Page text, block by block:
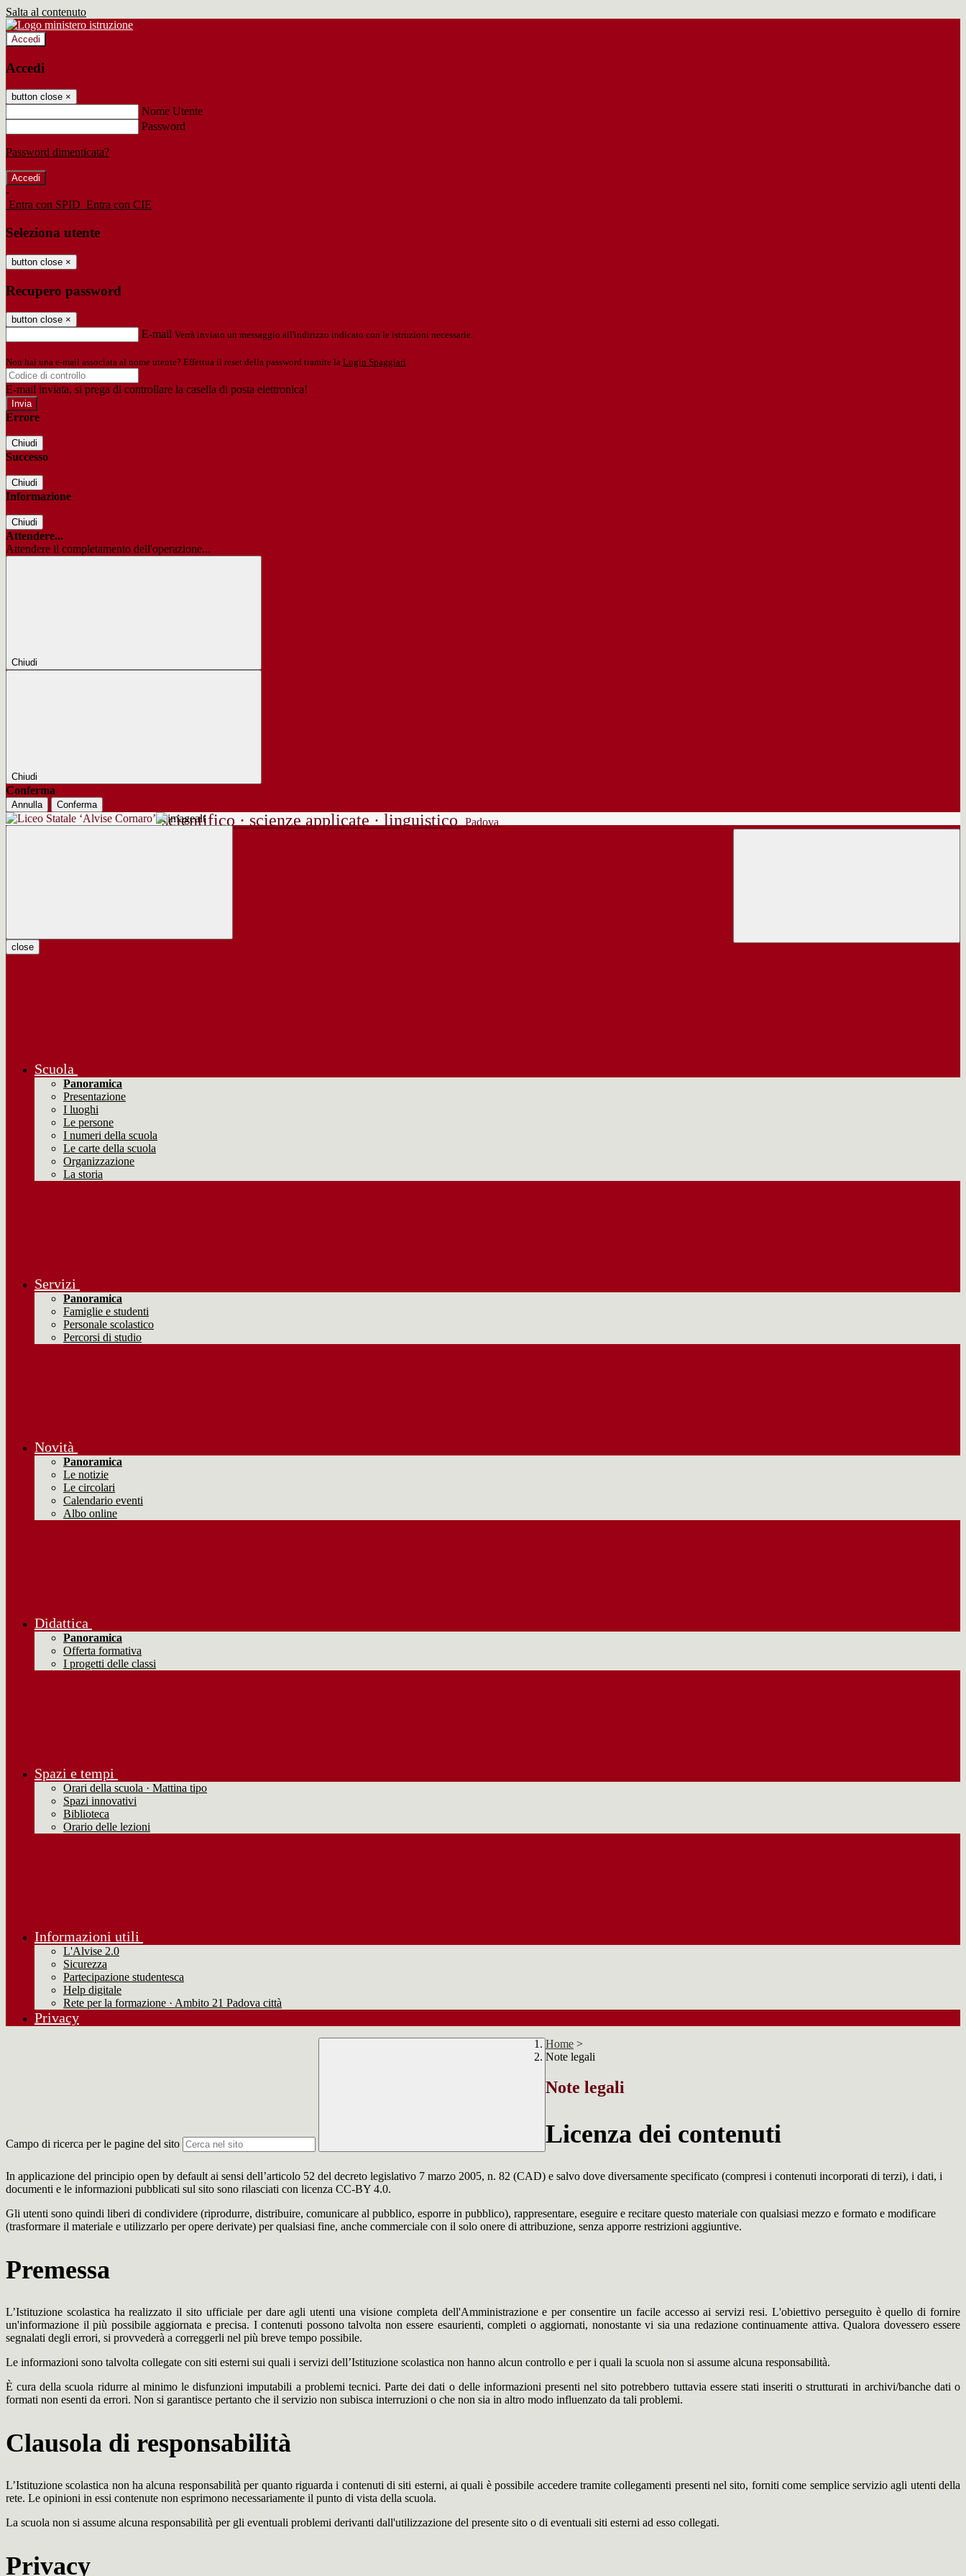
Salta al contenuto
Accedi
Accedi
button close ×
Nome Utente
Password
Password dimenticata?
-
Entra con SPID Entra con CIE
Seleziona utente
button close ×
Recupero password
button close ×
E-mail Verrà inviato un messaggio all'indirizzo indicato con le istruzioni necessarie.
Non hai una e-mail associata al nome utente? Effettua il reset della password tramite la Login Spaggiari
E-mail inviata, si prega di controllare la casella di posta elettronica!
Errore
Chiudi
Successo
Chiudi
Informazione
Chiudi
Attendere...
Attendere il completamento dell'operazione...
Chiudi
Chiudi
Conferma
Annulla Conferma
scientifico · scienze applicate · linguistico Padova
close
Scuola
Panoramica
Presentazione
I luoghi
Le persone
I numeri della scuola
Le carte della scuola
Organizzazione
La storia
Servizi
Panoramica
Famiglie e studenti
Personale scolastico
Percorsi di studio
Novità
Panoramica
Le notizie
Le circolari
Calendario eventi
Albo online
Didattica
Panoramica
Offerta formativa
I progetti delle classi
Spazi e tempi
Orari della scuola · Mattina tipo
Spazi innovativi
Biblioteca
Orario delle lezioni
Informazioni utili
L'Alvise 2.0
Sicurezza
Partecipazione studentesca
Help digitale
Rete per la formazione · Ambito 21 Padova città
Privacy
Campo di ricerca per le pagine del sito
Home >
Note legali
Note legali
Licenza dei contenuti
In applicazione del principio open by default ai sensi dell’articolo 52 del decreto legislativo 7 marzo 2005, n. 82 (CAD) e salvo dove diversamente specificato (compresi i contenuti incorporati di terzi), i dati, i
documenti e le informazioni pubblicati sul sito sono rilasciati con licenza CC-BY 4.0.
Gli utenti sono quindi liberi di condividere (riprodurre, distribuire, comunicare al pubblico, esporre in pubblico), rappresentare, eseguire e recitare questo materiale con qualsiasi mezzo e formato e modificare
(trasformare il materiale e utilizzarlo per opere derivate) per qualsiasi fine, anche commerciale con il solo onere di attribuzione, senza apporre restrizioni aggiuntive.
Premessa
L’Istituzione scolastica ha realizzato il sito ufficiale per dare agli utenti una visione completa dell'Amministrazione e per consentire un facile accesso ai servizi resi. L'obiettivo perseguito è quello di fornire
un'informazione il più possibile aggiornata e precisa. I contenuti possono talvolta non essere esaurienti, completi o aggiornati, nonostante vi sia una redazione continuamente attiva. Qualora dovessero essere
segnalati degli errori, si provvederà a correggerli nel più breve tempo possibile.
Le informazioni sono talvolta collegate con siti esterni sui quali i servizi dell’Istituzione scolastica non hanno alcun controllo e per i quali la scuola non si assume alcuna responsabilità.
È cura della scuola ridurre al minimo le disfunzioni imputabili a problemi tecnici. Parte dei dati o delle informazioni presenti nel sito potrebbero tuttavia essere stati inseriti o strutturati in archivi/banche dati o
formati non esenti da errori. Non si garantisce pertanto che il servizio non subisca interruzioni o che non sia in altro modo influenzato da tali problemi.
Clausola di responsabilità
L’Istituzione scolastica non ha alcuna responsabilità per quanto riguarda i contenuti di siti esterni, ai quali è possibile accedere tramite collegamenti presenti nel sito, forniti come semplice servizio agli utenti della
rete. Le opinioni in essi contenute non esprimono necessariamente il punto di vista della scuola.
La scuola non si assume alcuna responsabilità per gli eventuali problemi derivanti dall'utilizzazione del presente sito o di eventuali siti esterni ad esso collegati.
Privacy